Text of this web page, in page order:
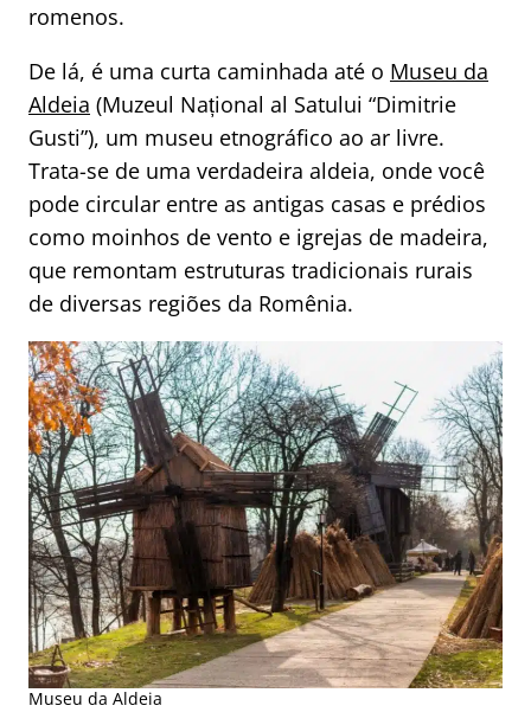
romenos.
De lá, é uma curta caminhada até o Museu da
Aldeia (Muzeul Național al Satului “Dimitrie
Gusti”), um museu etnográfico ao ar livre.
Trata-se de uma verdadeira aldeia, onde você
pode circular entre as antigas casas e prédios
como moinhos de vento e igrejas de madeira,
que remontam estruturas tradicionais rurais
de diversas regiões da Romênia.
Museu da Aldeia